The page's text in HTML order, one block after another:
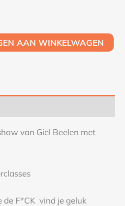
AAN WINKELWAGEN
van Giel Beelen met
de F*CK vind je geluk